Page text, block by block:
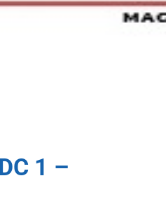
1 –